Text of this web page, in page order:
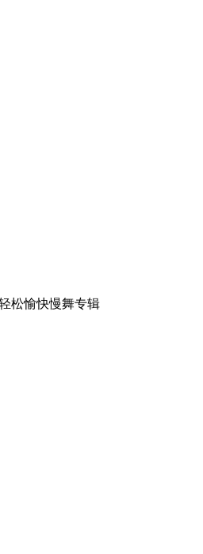
松愉快慢舞专辑